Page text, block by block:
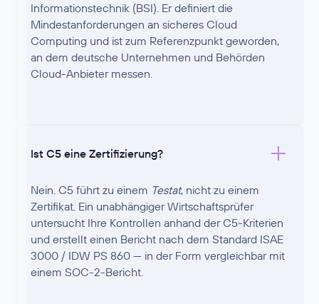
Informationstechnik (BSI). Er definiert die
Mindestanforderungen an sicheres Cloud
Computing und ist zum Referenzpunkt geworden,
an dem deutsche Unternehmen und Behörden
Cloud-Anbieter messen.
Ist C5 eine Zertifizierung?
Nein. C5 führt zu einem Testat, nicht zu einem
Zertifikat. Ein unabhängiger Wirtschaftsprüfer
untersucht Ihre Kontrollen anhand der C5-Kriterien
und erstellt einen Bericht nach dem Standard ISAE
3000 / IDW PS 860 — in der Form vergleichbar mit
einem SOC-2-Bericht.